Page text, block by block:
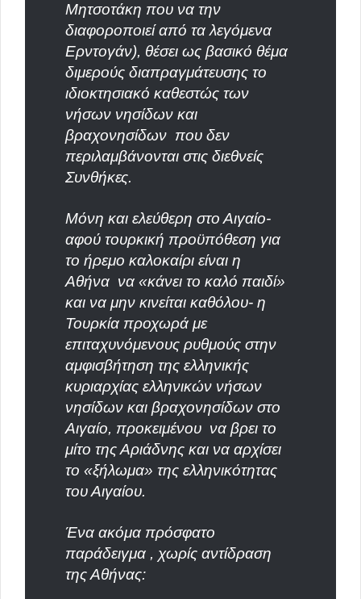
Μητσοτάκη που να την
διαφοροποιεί από τα λεγόμενα
Ερντογάν), θέσει ως βασικό θέμα
διμερούς διαπραγμάτευσης το
ιδιοκτησιακό καθεστώς των
νήσων νησίδων και
βραχονησίδων που δεν
περιλαμβάνονται στις διεθνείς
Συνθήκες.
Μόνη και ελεύθερη στο Αιγαίο-
αφού τουρκική προϋπόθεση για
το ήρεμο καλοκαίρι είναι η
Αθήνα να «κάνει το καλό παιδί»
και να μην κινείται καθόλου- η
Τουρκία προχωρά με
επιταχυνόμενους ρυθμούς στην
αμφισβήτηση της ελληνικής
κυριαρχίας ελληνικών νήσων
νησίδων και βραχονησίδων στο
Αιγαίο, προκειμένου να βρει το
μίτο της Αριάδνης και να αρχίσει
το «ξήλωμα» της ελληνικότητας
του Αιγαίου.
Ένα ακόμα πρόσφατο
παράδειγμα , χωρίς αντίδραση
της Αθήνας: